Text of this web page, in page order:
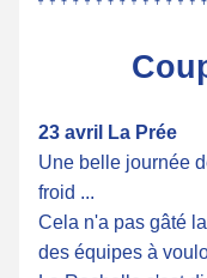
23 avril La Prée
Une belle journée
froid ...
Cela n'a pas gâté
des équipes à